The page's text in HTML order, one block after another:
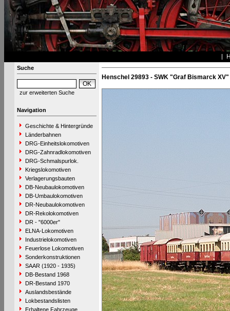
Suche
zur erweiterten Suche
Navigation
Geschichte & Hintergründe
Länderbahnen
DRG-Einheitslokomotiven
DRG-Zahnradlokomotiven
DRG-Schmalspurlok.
Kriegslokomotiven
Verlagerungsbauten
DB-Neubaulokomotiven
DB-Umbaulokomotiven
DR-Neubaulokomotiven
DR-Rekolokomotiven
DR - "6000er"
ELNA-Lokomotiven
Industrielokomotiven
Feuerlose Lokomotiven
Sonderkonstruktionen
SAAR (1920 - 1935)
DB-Bestand 1968
DR-Bestand 1970
Auslandsbestände
Lokbestandslisten
Erhaltene Fahrzeuge
Henschel 29893 - SWK "Graf Bismarck XV"